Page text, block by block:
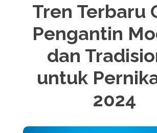
Tren Terbaru
Pengantin
dan
untuk
2024